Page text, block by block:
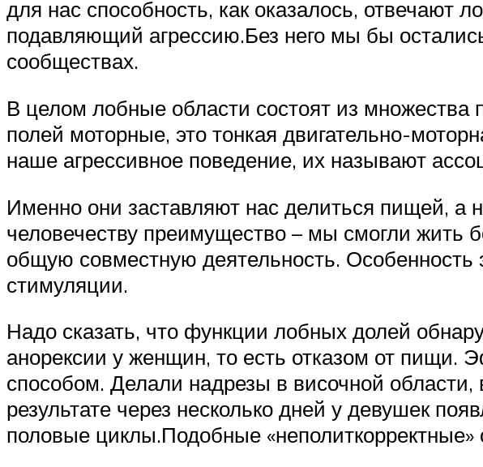
для нас способность, как оказалось, отвечают
подавляющий агрессию.Без него мы бы
сообществах.
В целом лобные области состоят из
полей моторные, это тонкая двигательно-
наше агрессивное поведение, их называют
Именно они заставляют нас делиться пищей, а
человечеству преимущество – мы смогли
общую совместную деятельность. Особенность
стимуляции.
Надо сказать, что функции лобных долей
анорексии у женщин, то есть отказом от пищи.
способом. Делали надрезы в височной
результате через несколько дней у девушек
половые циклы.Подобные